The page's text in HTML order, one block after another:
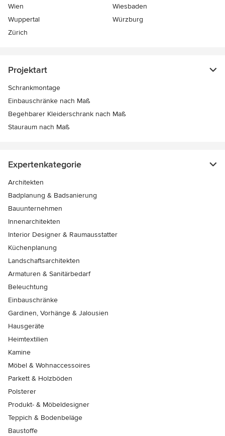
Wien
Wiesbaden
Wuppertal
Würzburg
Zürich
Projektart
Schrankmontage
Einbauschränke nach Maß
Begehbarer Kleiderschrank nach Maß
Stauraum nach Maß
Expertenkategorie
Architekten
Badplanung & Badsanierung
Bauunternehmen
Innenarchitekten
Interior Designer & Raumausstatter
Küchenplanung
Landschaftsarchitekten
Armaturen & Sanitärbedarf
Beleuchtung
Einbauschränke
Gardinen, Vorhänge & Jalousien
Hausgeräte
Heimtextilien
Kamine
Möbel & Wohnaccessoires
Parkett & Holzböden
Polsterer
Produkt- & Möbeldesigner
Teppich & Bodenbeläge
Baustoffe